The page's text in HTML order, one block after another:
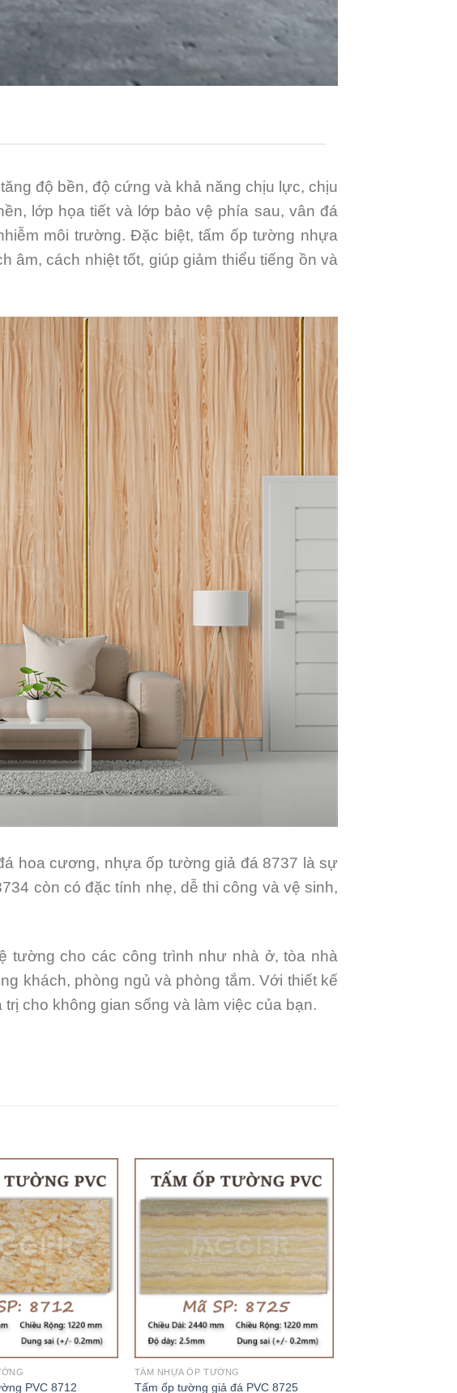
độ bền, độ cứng và khả năng chịu lực, chịu
lớp họa tiết và lớp bảo vệ phía sau, vân đá
môi trường. Đặc biệt, tấm ốp tường nhựa
cách nhiệt tốt, giúp giảm thiểu tiếng ồn và
hoa cương, nhựa ốp tường giả đá 8737 là sự
còn có đặc tính nhẹ, dễ thi công và vệ sinh,
tường cho các công trình như nhà ở, tòa nhà
khách, phòng ngủ và phòng tắm. Với thiết kế
cho không gian sống và làm việc của bạn.
PVC 8712
TẤM NHỰA ỐP TƯỜNG
Tấm ốp tường giả đá PVC 8725